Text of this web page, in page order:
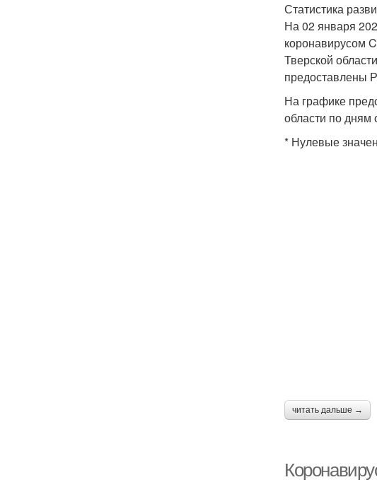
Статистика
На 02 января
коронавирусом
Тверской
предоставлены
На графике
области по дням
* Нулевые
читать дальше →